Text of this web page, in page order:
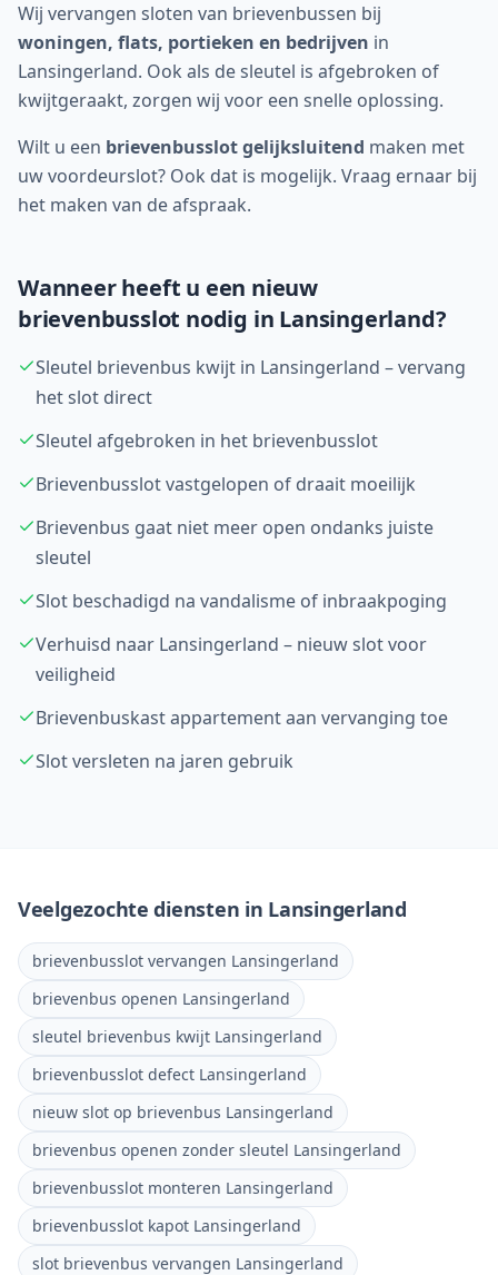
Wij vervangen sloten van brievenbussen bij
woningen, flats, portieken en bedrijven in
Lansingerland. Ook als de sleutel is afgebroken of
kwijtgeraakt, zorgen wij voor een snelle oplossing.
Wilt u een brievenbusslot gelijksluitend maken met
uw voordeurslot? Ook dat is mogelijk. Vraag ernaar bij
het maken van de afspraak.
Wanneer heeft u een nieuw
brievenbusslot nodig in Lansingerland?
Sleutel brievenbus kwijt in Lansingerland – vervang
het slot direct
Sleutel afgebroken in het brievenbusslot
Brievenbusslot vastgelopen of draait moeilijk
Brievenbus gaat niet meer open ondanks juiste
sleutel
Slot beschadigd na vandalisme of inbraakpoging
Verhuisd naar Lansingerland – nieuw slot voor
veiligheid
Brievenbuskast appartement aan vervanging toe
Slot versleten na jaren gebruik
Veelgezochte diensten in Lansingerland
brievenbusslot vervangen Lansingerland
brievenbus openen Lansingerland
sleutel brievenbus kwijt Lansingerland
brievenbusslot defect Lansingerland
nieuw slot op brievenbus Lansingerland
brievenbus openen zonder sleutel Lansingerland
brievenbusslot monteren Lansingerland
brievenbusslot kapot Lansingerland
slot brievenbus vervangen Lansingerland